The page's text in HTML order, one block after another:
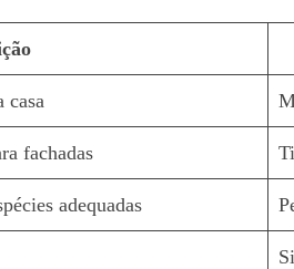
casa
fachadas
adequadas